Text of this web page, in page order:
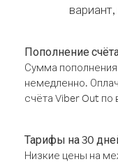
Пополнение
Сумма пополнения
немедленно.
счёта Viber Out
Тарифы на 30
Низкие цены на